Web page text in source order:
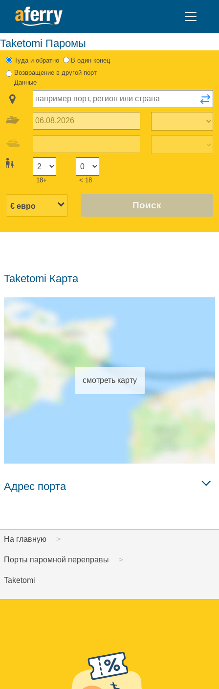
Taketomi Паромы
Туда и обратно
В один конец
Возвращение в другой порт
Данные
18+ < 18
Поиск
Taketomi Карта
смотреть карту
Адрес порта
На главную
Порты паромной переправы
Taketomi